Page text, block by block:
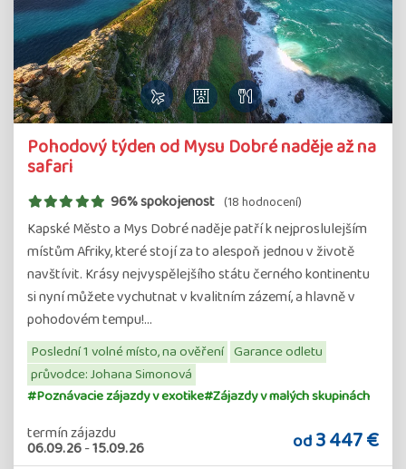
Pohodový týden od Mysu Dobré naděje až na
safari
96% spokojenost (18 hodnocení)
Kapské Město a Mys Dobré naděje patří k nejproslulejším
místům Afriky, které stojí za to alespoň jednou v životě
navštívit. Krásy nejvyspělejšího státu černého kontinentu
si nyní můžete vychutnat v kvalitním zázemí, a hlavně v
pohodovém tempu!…
Poslední 1 volné místo, na ověření Garance odletu
průvodce: Johana Simonová
#Poznávacie zájazdy v exotike#Zájazdy v malých skupinách
termín zájazdu
06.09.26-15.09.26 od3 447 €